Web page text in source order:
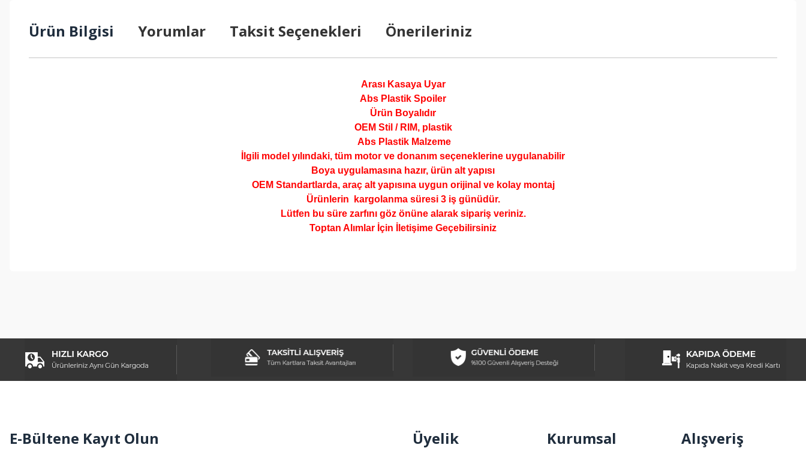
Ürün Bilgisi Yorumlar Taksit Seçenekleri Önerileriniz
Arası Kasaya Uyar
Abs Plastik Spoiler
Ürün Boyalıdır
OEM Stil / RIM, plastik
Abs Plastik Malzeme
İlgili model yılındaki, tüm motor ve donanım seçeneklerine uygulanabilir
Boya uygulamasına hazır, ürün alt yapısı
OEM Standartlarda, araç alt yapısına uygun orijinal ve kolay montaj
Ürünlerin kargolanma süresi 3 iş günüdür.
Lütfen bu süre zarfını göz önüne alarak sipariş veriniz.
Toptan Alımlar İçin İletişime Geçebilirsiniz
Ürün fiyatı diğer sitelerden daha pahalı.
Bu ürüne benzer farklı alternatifler olmalı.
E-Bültene Kayıt Olun Üyelik Kurumsal Alışveriş